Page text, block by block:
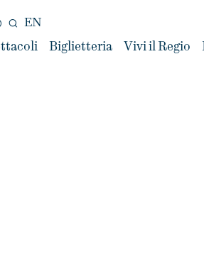
EN
Biglietteria Vivi il Regio